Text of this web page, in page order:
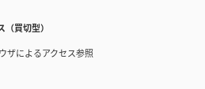
買切型）
ザによるアクセス参照